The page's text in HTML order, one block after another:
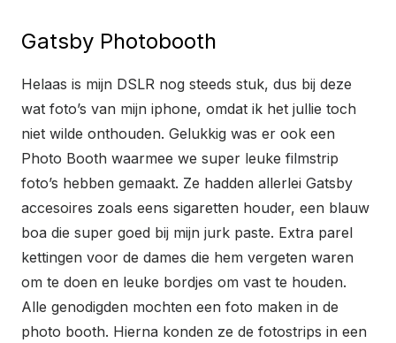
Gatsby Photobooth
Helaas is mijn DSLR nog steeds stuk, dus bij deze
wat foto’s van mijn iphone, omdat ik het jullie toch
niet wilde onthouden. Gelukkig was er ook een
Photo Booth waarmee we super leuke filmstrip
foto’s hebben gemaakt. Ze hadden allerlei Gatsby
accesoires zoals eens sigaretten houder, een blauw
boa die super goed bij mijn jurk paste. Extra parel
kettingen voor de dames die hem vergeten waren
om te doen en leuke bordjes om vast te houden.
Alle genodigden mochten een foto maken in de
photo booth. Hierna konden ze de fotostrips in een